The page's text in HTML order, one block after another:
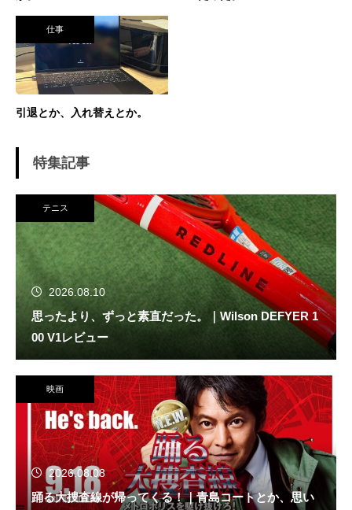
仕事
引退とか、入れ替えとか。
特集記事
テニス
2026.08.10
思ったより、ずっと素直だった。｜Wilson DEFYER 1
00 V1レビュー
映画
2026.08.08
踊る大捜査線が帰ってくる！｜青島コートとか、思い